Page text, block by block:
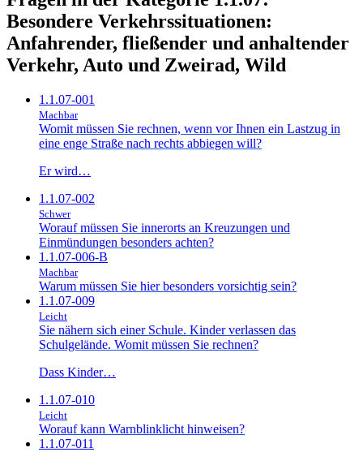
Besondere Verkehrssituationen:
Anfahrender, fließender und anhaltender
Verkehr, Auto und Zweirad, Wild
1.1.07-001
Machbar
Womit müssen Sie rechnen, wenn vor Ihnen ein Lastzug in
eine enge Straße nach rechts abbiegen will?
Er wird…
1.1.07-002
Schwer
Worauf müssen Sie innerorts an Kreuzungen und
Einmündungen besonders achten?
1.1.07-006-B
Machbar
Warum müssen Sie hier besonders vorsichtig sein?
1.1.07-009
Leicht
Sie nähern sich einer Schule. Kinder verlassen das
Schulgelände. Womit müssen Sie rechnen?
Dass Kinder…
1.1.07-010
Leicht
Worauf kann Warnblinklicht hinweisen?
1.1.07-011